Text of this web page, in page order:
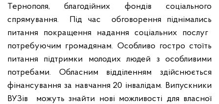
Тернополя, благодійних фондів соціального
спрямування.
Під час обговорення піднімались
питання покращення надання соціальних послуг
потребуючим громадянам. Особливо гостро стоїть
питання підтримки молодих людей з особливими
потребами. Обласним відділенням здійснюється
фінансування за навчання 20 інвалідам. Випускники
ВУЗів
можуть знайти нові можливості для власної